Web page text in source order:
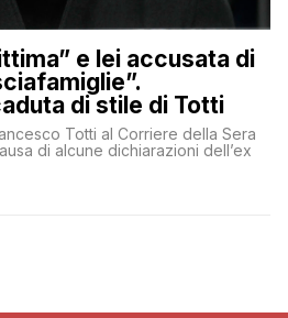
e lei accusata di
di stile di Totti
Totti al Corriere della Sera
di alcune dichiarazioni dell’ex